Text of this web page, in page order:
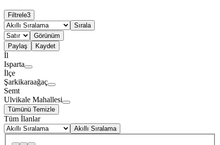
Filtrele3
Sırala
Görünüm
Paylaş
Kaydet
İl
Isparta
İlçe
Şarkikaraağaç
Semt
Ulvikale Mahallesi
Tümünü Temizle
Tüm İlanlar
Akıllı Sıralama